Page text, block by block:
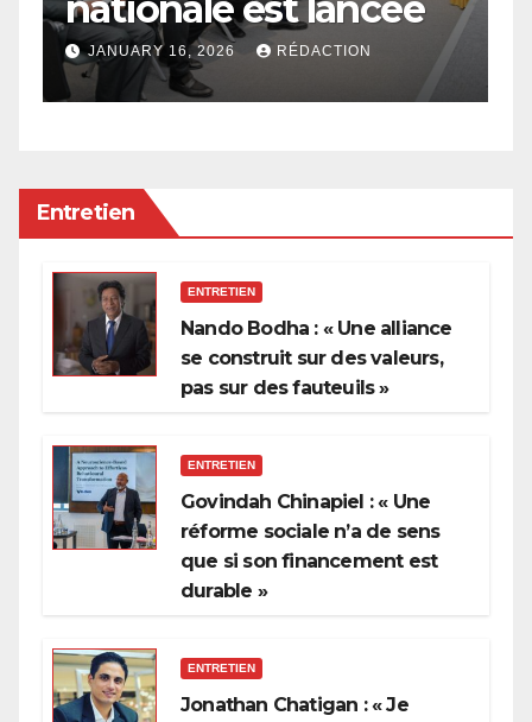
JANUARY 16, 2026 RÉDACTION
Entretien
ENTRETIEN
Nando Bodha : « Une alliance
se construit sur des valeurs,
pas sur des fauteuils »
ENTRETIEN
Govindah Chinapiel : « Une
réforme sociale n’a de sens
que si son financement est
durable »
ENTRETIEN
Jonathan Chatigan : « Je